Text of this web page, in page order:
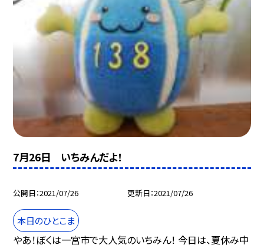
7月26日 いちみんだよ！
公開日 2021/07/26 更新日 2021/07/26
本日のひとこま
やあ！ぼくは一宮市で大人気のいちみん！ 今日は、夏休み中